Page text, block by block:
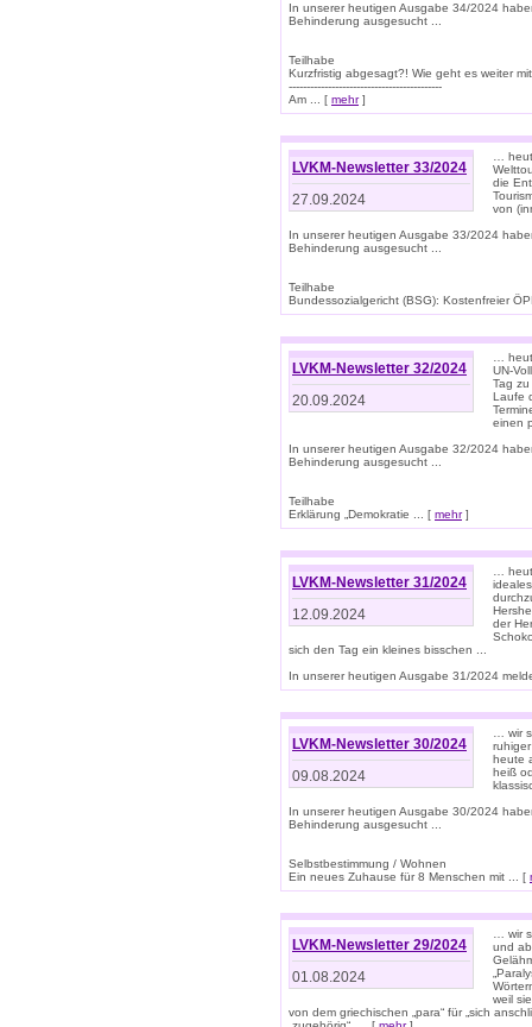
In unserer heutigen Ausgabe 34/2024
Behinderung ausgesucht ...
Teilhabe
Kurzfristig abgesagt?! Wie geht es weiter
-------------------------------------------
Am ... [ mehr]
LVKM-Newsletter 33/2024
27.09.2024
…
die
von
In unserer heutigen Ausgabe 33/2024
Behinderung ausgesucht ...
Teilhabe
Bundessozialgericht (BSG): Kostenfreier
LVKM-Newsletter 32/2024
20.09.2024
…
UN-
Tag
Laufe
einen
In unserer heutigen Ausgabe 32/2024
Behinderung ausgesucht ...
Teilhabe
Erklärung „Demokratie ... [ mehr]
LVKM-Newsletter 31/2024
12.09.2024
…
der
sich den Tag ein kleines bisschen ...
In unserer heutigen Ausgabe 31/2024
LVKM-Newsletter 30/2024
09.08.2024
… wir
heute
heiß
In unserer heutigen Ausgabe 30/2024
Behinderung ausgesucht ...
Selbstbestimmung / Wohnen
Ein neues Zuhause für 8 Menschen mit ... [
LVKM-Newsletter 29/2024
01.08.2024
… wir
und
weil
von dem griechischen „para“ für „sich